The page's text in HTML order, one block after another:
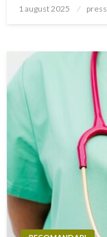
Posted
1 august 2025 press